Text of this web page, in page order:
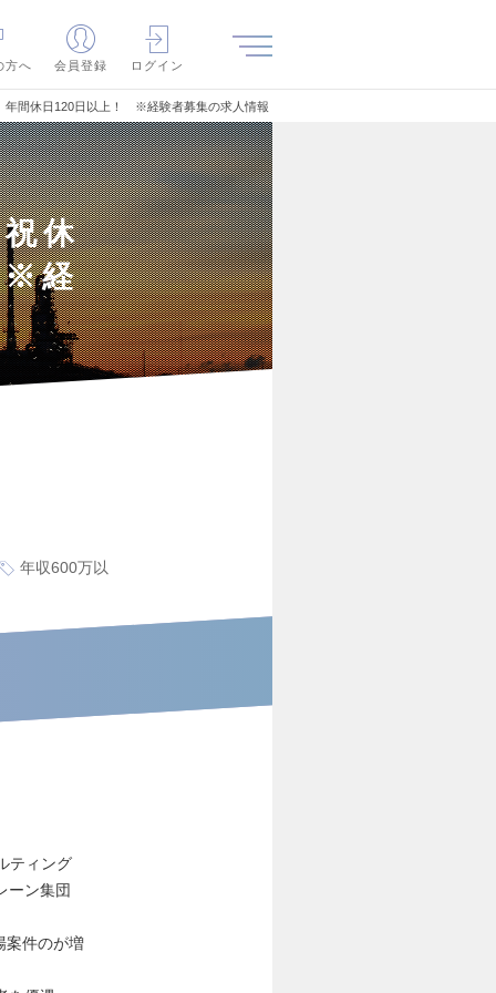
方へ 会員登録 ログイン
間休日120日以上！ ※経験者募集の求人情報
休
※経
年収600万以
ティング
ーン集団
案件のが増